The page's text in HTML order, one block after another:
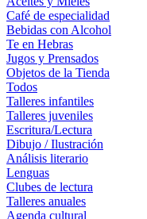
Café de especialidad
Bebidas con Alcohol
Te en Hebras
Jugos y Prensados
Objetos de la Tienda
Todos
Talleres infantiles
Talleres juveniles
Escritura/Lectura
Dibujo / Ilustración
Análisis literario
Lenguas
Clubes de lectura
Talleres anuales
Agenda cultural